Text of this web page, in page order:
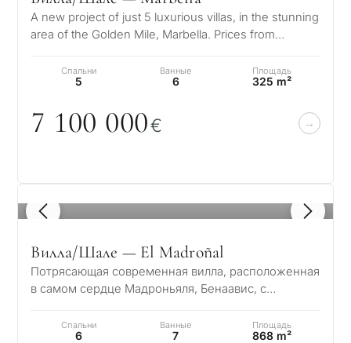
A new project of just 5 luxurious villas, in the stunning
area of the Golden Mile, Marbella. Prices from
Спальни
5
Ванные
6
Площадь
325 m²
7 100 000€
1 / 8
Вилла/Шале — El Madroñal
Потрясающая современная вилла, расположенная
в самом сердце Мадроньяля, Бенаавис, с
Спальни
6
Ванные
7
Площадь
868 m²